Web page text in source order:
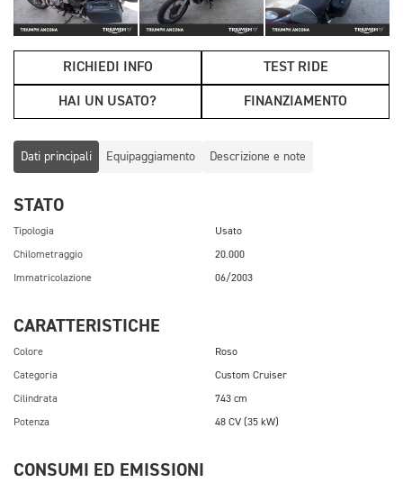
RICHIEDI INFO TEST RIDE
HAI UN USATO? FINANZIAMENTO
Dati principali Equipaggiamento Descrizione e note
STATO
Tipologia Usato
Chilometraggio 20.000
Immatricolazione 06/2003
CARATTERISTICHE
Colore Roso
Categoria Custom Cruiser
Cilindrata 743 cm
Potenza 48 CV (35 kW)
CONSUMI ED EMISSIONI